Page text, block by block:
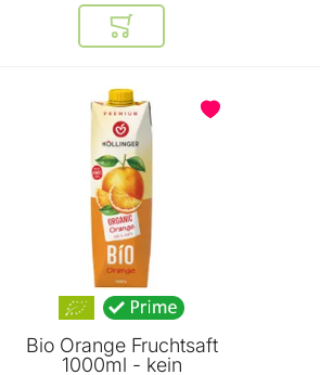
In den Warenkorb
Bio Orange Fruchtsaft
1000ml - kein